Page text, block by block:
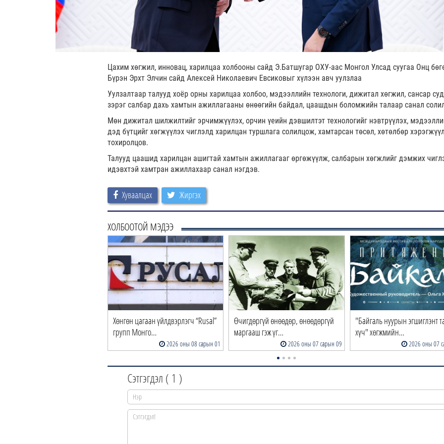
Цахим хөгжил, инновац, харилцаа холбооны сайд Э.Батшугар ОХУ-аас Монгол Улсад суугаа Онц
Бүрэн Эрхт Элчин сайд Алексей Николаевич Евсиковыг хүлээн авч уулзлаа
Уулзалтаар талууд хоёр орны харилцаа холбоо, мэдээллийн технологи, дижитал хөгжил, сансар
зэрэг салбар дахь хамтын ажиллагааны өнөөгийн байдал, цаашдын боломжийн талаар санал
Мөн дижитал шилжилтийг эрчимжүүлэх, орчин үеийн дэвшилтэт технологийг нэвтрүүлэх,
дэд бүтцийг хөгжүүлэх чиглэлд харилцан туршлага солилцож, хамтарсан төсөл, хөтөлбөр
тохиролцов.
Талууд цаашид харилцан ашигтай хамтын ажиллагааг өргөжүүлж, салбарын хөгжлийг дэмжих
идэвхтэй хамтран ажиллахаар санал нэгдэв.
Хуваалцах Жиргэх
ХОЛБООТОЙ МЭДЭЭ
Хөнгөн цагаан үйлдвэрлэгч “Rusal”
групп Монго…
2026 оны 08 сарын 01
Өчигдөргүй өнөөдөр, өнөөдөргүй
маргааш гэж үг…
2026 оны 07 сарын 09
"Байгаль нуурын эгшиглэнт
хүч" хөгжмийн…
2026 оны 07
Сэтгэгдэл ( 1 )